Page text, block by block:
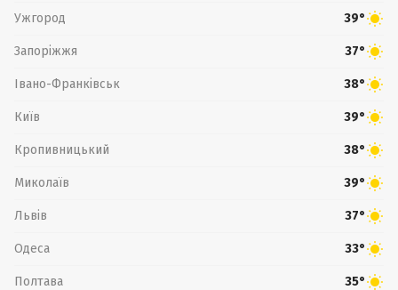
Ужгород 39°
Запоріжжя 37°
Івано-Франківськ 38°
Київ 39°
Кропивницький 38°
Миколаїв 39°
Львів 37°
Одеса 33°
Полтава 35°